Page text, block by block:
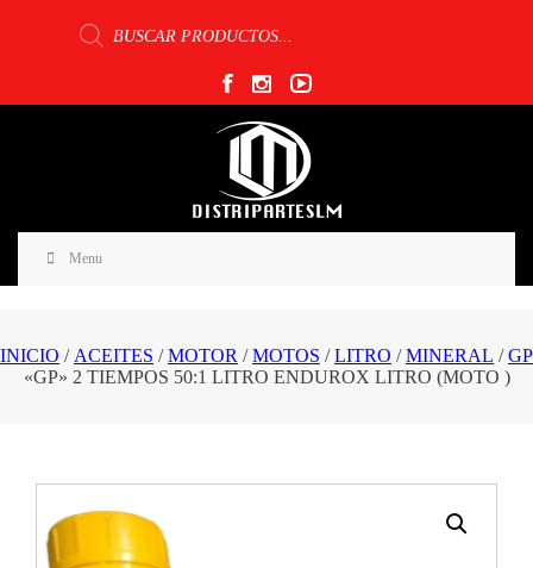
Búsqueda
de
Menu
INICIO / ACEITES /MOTOR /MOTOS /LITRO /MINERAL /GP
«GP» 2 TIEMPOS 50:1 LITRO ENDUROX LITRO (MOTO )